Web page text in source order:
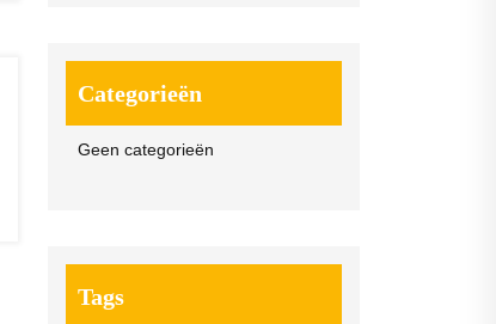
Categorieën
Geen categorieën
Tags